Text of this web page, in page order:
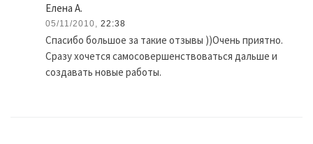
Елена А.
05/11/2010, 22:38
Спасибо большое за такие отзывы ))Очень приятно.
Сразу хочется самосовершенствоваться дальше и
создавать новые работы.